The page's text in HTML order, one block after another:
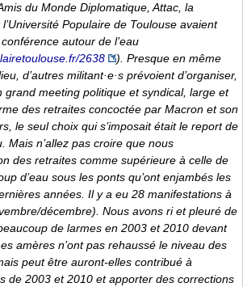
du Monde Diplomatique, Attac, la
Populaire de Toulouse avaient
autour de l’eau
2638
). Presque en même
d’autres militant·e·s prévoient d’organiser,
grand meeting politique et syndical, large et
des retraites concoctée par Macron et son
le seul choix qui s’imposait était le report de
Mais n’allez pas croire que nous
des retraites comme supérieure à celle de
d’eau sous les ponts qu’ont enjambés les
années. Il y a eu 28 manifestations à
décembre). Nous avons ri et pleuré de
de larmes en 2003 et 2010 devant
amères n’ont pas rehaussé le niveau des
peut être auront-elles contribué à
de 2003 et 2010 et apporter des corrections